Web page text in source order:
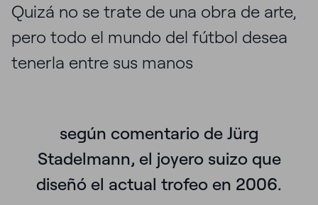
Quizá no se trate de una obra de arte,
pero todo el mundo del fútbol desea
tenerla entre sus manos
según comentario de Jürg
Stadelmann, el joyero suizo que
diseñó el actual trofeo en 2006.